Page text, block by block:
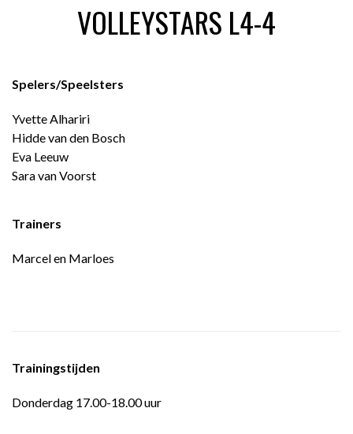
VOLLEYSTARS L4-4
Spelers/Speelsters
Yvette Alhariri
Hidde van den Bosch
Eva Leeuw
Sara van Voorst
Trainers
Marcel en Marloes
Trainingstijden
Donderdag 17.00-18.00 uur